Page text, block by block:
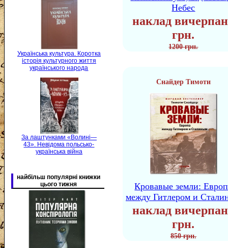
Українська культура. Коротка
історія культурного життя
українського народа
За лаштунками «Волині—
43». Невідома польсько-
українська війна
найбільш популярні книжки
цього тижня
Небес
наклад
грн.
1200 грн.
Снайдер Тимоти
Кровавые земли:
между Гитлером и
наклад
грн.
850 грн.